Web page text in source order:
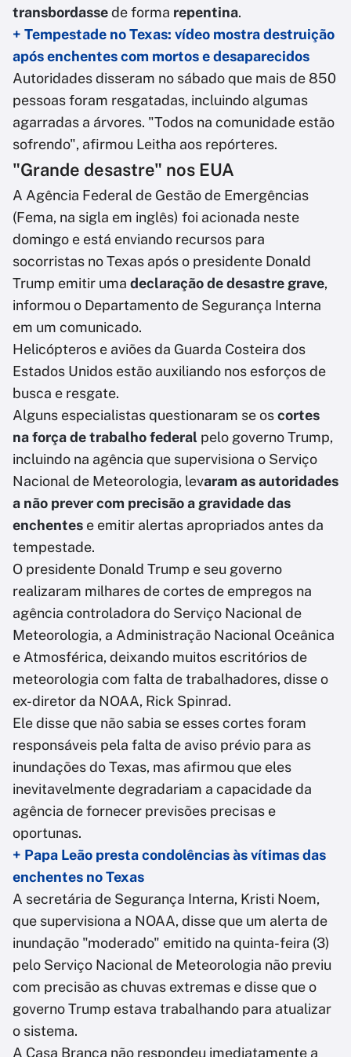
transbordassede forma repentina.
+ Tempestade no Texas: vídeo mostra destruição
após enchentes com mortos e desaparecidos
Autoridades disseram no sábado que mais de 850
pessoas foram resgatadas, incluindo algumas
agarradas a árvores. "Todos na comunidade estão
sofrendo", afirmou Leitha aos repórteres.
"Grande desastre" nos EUA
A Agência Federal de Gestão de Emergências
(Fema, na sigla em inglês) foi acionada neste
domingo e está enviando recursos para
socorristas no Texas após o presidente Donald
Trump emitir uma declaração de desastre grave,
informou o Departamento de Segurança Interna
em um comunicado.
Helicópteros e aviões da Guarda Costeira dos
Estados Unidos estão auxiliando nos esforços de
busca e resgate.
Alguns especialistas questionaram se oscortes
na força de trabalho federal pelo governo Trump,
incluindo na agência que supervisiona o Serviço
Nacional de Meteorologia, levaram as autoridades
a não prever com precisão a gravidade das
enchentes e emitir alertas apropriados antes da
tempestade.
O presidente Donald Trump e seu governo
realizaram milhares de cortes de empregos na
agência controladora do Serviço Nacional de
Meteorologia, a Administração Nacional Oceânica
e Atmosférica, deixando muitos escritórios de
meteorologia com falta de trabalhadores, disse o
ex-diretor da NOAA, Rick Spinrad.
Ele disse que não sabia se esses cortes foram
responsáveis pela falta de aviso prévio para as
inundações do Texas, mas afirmou que eles
inevitavelmente degradariam a capacidade da
agência de fornecer previsões precisas e
oportunas.
+ Papa Leão presta condolências às vítimas das
enchentes no Texas
A secretária de Segurança Interna, Kristi Noem,
que supervisiona a NOAA, disse que um alerta de
inundação "moderado" emitido na quinta-feira (3)
pelo Serviço Nacional de Meteorologia não previu
com precisão as chuvas extremas e disse que o
governo Trump estava trabalhando para atualizar
o sistema.
A Casa Branca não respondeu imediatamente a